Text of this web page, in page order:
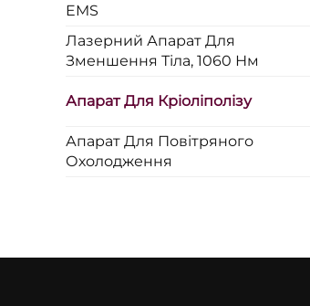
EMS
Лазерний Апарат Для
Зменшення Тіла, 1060 Нм
Апарат Для Кріоліполізу
Апарат Для Повітряного
Охолодження